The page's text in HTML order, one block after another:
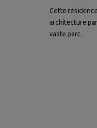
Cette
architecture
vaste parc.